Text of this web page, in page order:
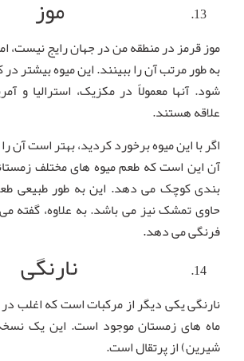
موز
موز قرمز در منطقه من در جهان رایج نیست،
به طور مرتب آن را ببینند. این میوه بیشتر
شود. آنها معمولاً در مکزیک، استرالیا و
علاقه هستند.
اگر با این میوه برخورد کردید، بهتر است آن
آن این است که طعم میوه های مختلف
بندی کوچک می دهد. این به طور طبیعی طعم
حاوی تمشک نیز می باشد. به علاوه، گفته
فرنگی می دهد.
نارنگی
نارنگی یکی دیگر از مرکبات است که اغلب
ماه های زمستان موجود است. این یک
شیرین) از پرتقال است.